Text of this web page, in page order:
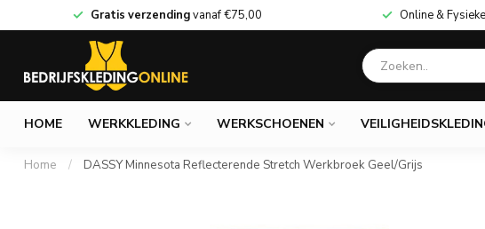
Gratis verzendingvanaf€75,00 Online &
HOME WERKKLEDING WERKSCHOENEN
Home / DASSY Minnesota Reflecterende Stretch Werkbroek Geel/Grijs